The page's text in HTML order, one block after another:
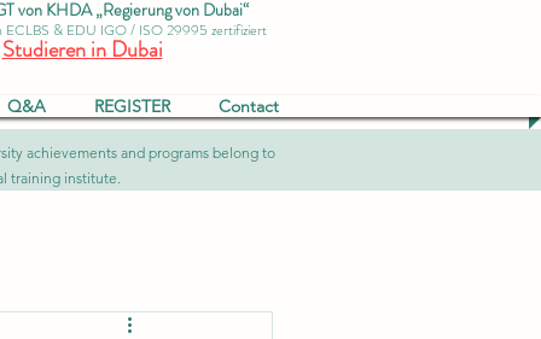
von KHDA „Regierung von Dubai“
ECLBS & EDU IGO / ISO 29995 zertifiziert
Studieren in Dubai
Q&A REGISTER Contact
achievements and programs belong to
training institute.